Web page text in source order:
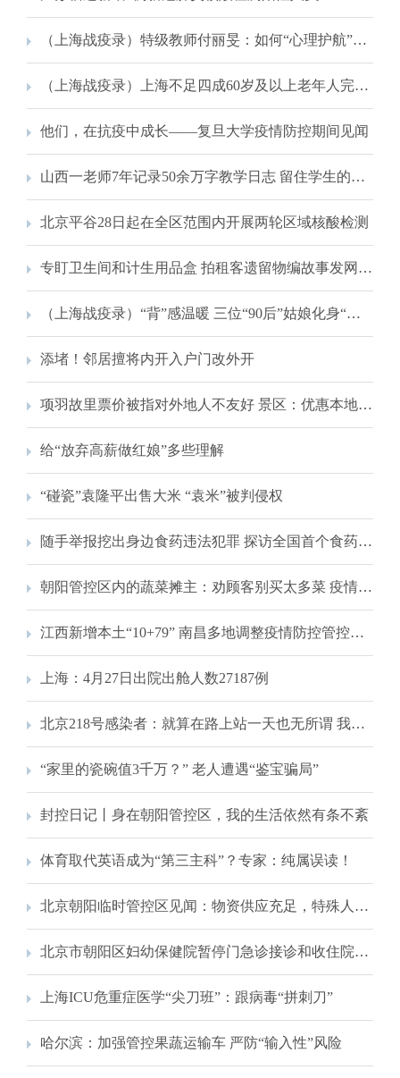
（上海战疫录）特级教师付丽旻：如何“心理护航”网课中的孩子们？
（上海战疫录）上海不足四成60岁及以上老年人完成新冠疫苗加强免疫接种
他们，在抗疫中成长——复旦大学疫情防控期间见闻
山西一老师7年记录50余万字教学日志 留住学生的成长瞬间
北京平谷28日起在全区范围内开展两轮区域核酸检测
专盯卫生间和计生用品盒 拍租客遗留物编故事发网上为了啥？
（上海战疫录）“背”感温暖 三位“90后”姑娘化身“战袍画手”为抗疫加油
添堵！邻居擅将内开入户门改外开
项羽故里票价被指对外地人不友好 景区：优惠本地市民是通行做法
给“放弃高薪做红娘”多些理解
“碰瓷”袁隆平出售大米 “袁米”被判侵权
随手举报挖出身边食药违法犯罪 探访全国首个食药安全志愿服务队伍
朝阳管控区内的蔬菜摊主：劝顾客别买太多菜 疫情下继续坚守
江西新增本土“10+79” 南昌多地调整疫情防控管控区域
上海：4月27日出院出舱人数27187例
北京218号感染者：就算在路上站一天也无所谓 我不想连累别人
“家里的瓷碗值3千万？” 老人遭遇“鉴宝骗局”
封控日记丨身在朝阳管控区，我的生活依然有条不紊
体育取代英语成为“第三主科”？专家：纯属误读！
北京朝阳临时管控区见闻：物资供应充足，特殊人群出入无碍
北京市朝阳区妇幼保健院暂停门急诊接诊和收住院工作
上海ICU危重症医学“尖刀班”：跟病毒“拼刺刀”
哈尔滨：加强管控果蔬运输车 严防“输入性”风险